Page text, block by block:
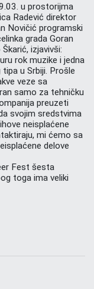
u prostorijma
Radević direktor
Novičić programski
grada Goran
izjavivši:
rok muzike i jedna
u Srbiji. Prošle
veze sa
samo za tehničku
preuzeti
svojim sredstvima
neisplaćene
mi ćemo sa
delove
Fest šesta
toga ima veliki